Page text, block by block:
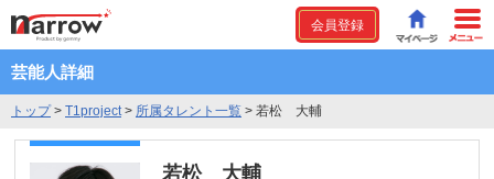
会員登録
芸能人詳細
トップ> T1project> 所属タレント一覧 > 若松 大輔
若松 大輔